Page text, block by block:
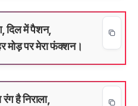
में पैशन,
मोड़ पर मेरा फंक्शन।
रंग है निराला,